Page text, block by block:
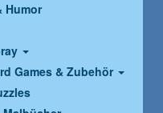
Humor
Games & Zubehör